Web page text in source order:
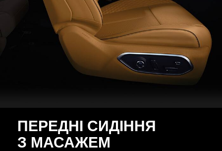
ПЕРЕДНІ СИДІННЯ
З МАСАЖЕМ